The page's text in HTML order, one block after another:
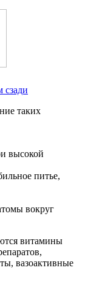
сзади
таких
высокой
питье,
вокруг
витамины
вазоактивные